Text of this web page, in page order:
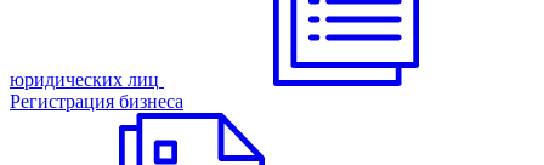
юридических лиц
Регистрация бизнеса